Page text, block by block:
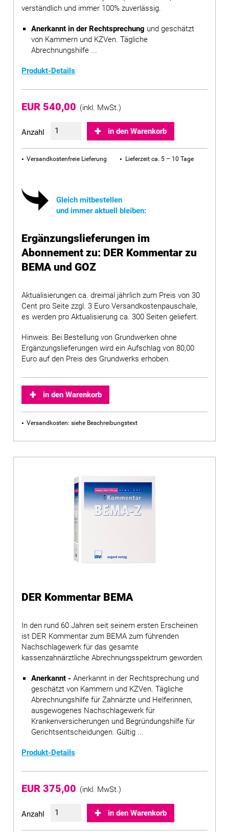
verständlich und immer 100% zuverlässig.
Anerkannt in der Rechtsprechung und geschätzt
von Kammern und KZVen. Tägliche
Abrechnungshilfe ...
Produkt-Details
EUR 540,00 (inkl. MwSt.)
Anzahl in den Warenkorb
Versandkostenfreie Lieferung Lieferzeit ca. 5 – 10 Tage
Gleich mitbestellen
und immer aktuell bleiben:
Ergänzungslieferungen im
Abonnement zu: DER Kommentar zu
BEMA und GOZ
Aktualisierungen ca. dreimal jährlich zum Preis von 30
Cent pro Seite zzgl. 3 Euro Versandkostenpauschale,
es werden pro Aktualisierung ca. 300 Seiten geliefert.
Hinweis: Bei Bestellung von Grundwerken ohne
Ergänzungslieferungen wird ein Aufschlag von 80,00
Euro auf den Preis des Grundwerks erhoben.
in den Warenkorb
Versandkosten: siehe Beschreibungstext
DER Kommentar BEMA
In den rund 60 Jahren seit seinem ersten Erscheinen
ist DER Kommentar zum BEMA zum führenden
Nachschlagewerk für das gesamte
kassenzahnärztliche Abrechnungsspektrum geworden.
Anerkannt - Anerkannt in der Rechtsprechung und
geschätzt von Kammern und KZVen. Tägliche
Abrechnungshilfe für Zahnärzte und Helferinnen,
ausgewogenes Nachschlagewerk für
Krankenversicherungen und Begründungshilfe für
Gerichtsentscheidungen. Gültig ...
Produkt-Details
EUR 375,00 (inkl. MwSt.)
Anzahl in den Warenkorb